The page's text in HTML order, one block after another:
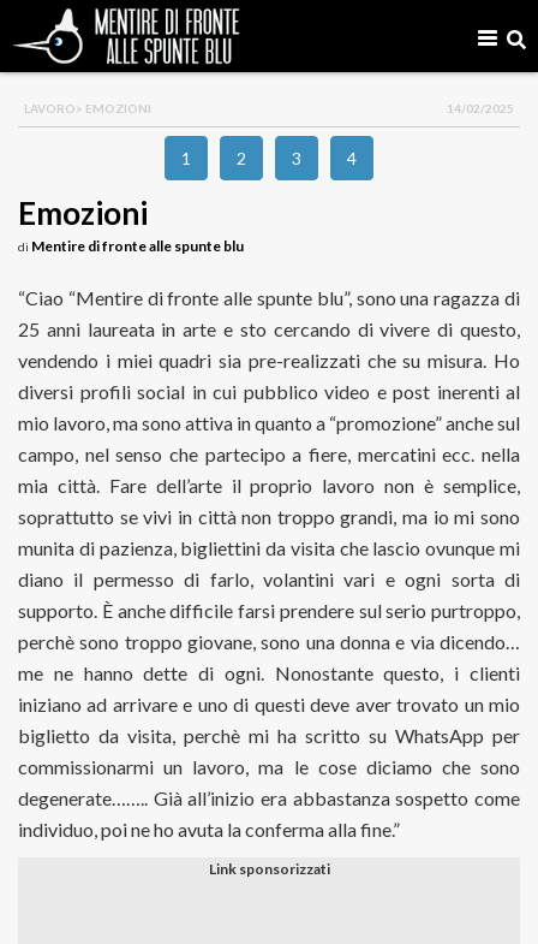
LAVORO> EMOZIONI 14/02/2025
1 2 3 4
Emozioni
di Mentire di fronte alle spunte blu
“Ciao “Mentire di fronte alle spunte blu”, sono una ragazza di
25 anni laureata in arte e sto cercando di vivere di questo,
vendendo i miei quadri sia pre-realizzati che su misura. Ho
diversi profili social in cui pubblico video e post inerenti al
mio lavoro, ma sono attiva in quanto a “promozione” anche sul
campo, nel senso che partecipo a fiere, mercatini ecc. nella
mia città. Fare dell’arte il proprio lavoro non è semplice,
soprattutto se vivi in città non troppo grandi, ma io mi sono
munita di pazienza, bigliettini da visita che lascio ovunque mi
diano il permesso di farlo, volantini vari e ogni sorta di
supporto. È anche difficile farsi prendere sul serio purtroppo,
perchè sono troppo giovane, sono una donna e via dicendo…
me ne hanno dette di ogni. Nonostante questo, i clienti
iniziano ad arrivare e uno di questi deve aver trovato un mio
biglietto da visita, perchè mi ha scritto su WhatsApp per
commissionarmi un lavoro, ma le cose diciamo che sono
degenerate…….. Già all’inizio era abbastanza sospetto come
individuo, poi ne ho avuta la conferma alla fine.”